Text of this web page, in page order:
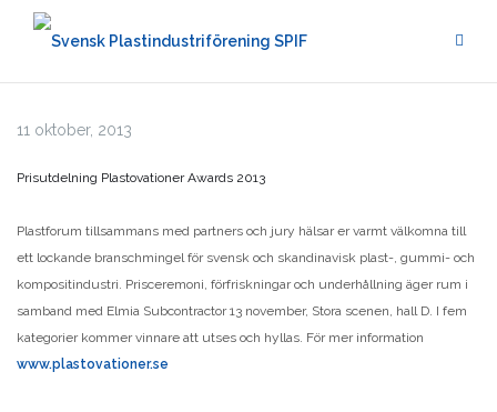
Hoppa
11 oktober, 2013
Prisutdelning Plastovationer Awards 2013
Plastforum tillsammans med partners och jury hälsar er varmt välkomna till
ett lockande branschmingel för svensk och skandinavisk plast-, gummi- och
kompositindustri. Prisceremoni, förfriskningar och underhållning äger rum i
samband med Elmia Subcontractor 13 november, Stora scenen, hall D. I fem
kategorier kommer vinnare att utses och hyllas. För mer information
www.plastovationer.se